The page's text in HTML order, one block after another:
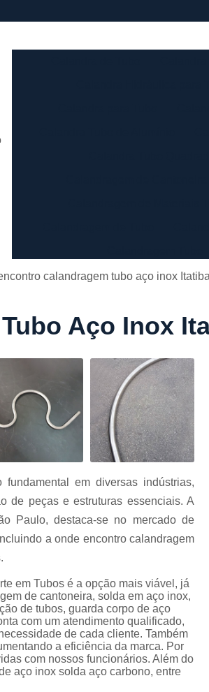
Calandragem Tubo em
Conformação com Tubo Tipo
Conformação em
Conformação para
Conformação Tubo de Metal
Corrimão Aço Tipo
Corrimão de
Corrimão de Aço Galvanizado
Corrimão em
Corrimão em Tubo de Aço
Corrimão
Corrimão de Ferro
Corrimão Escada Interna Ferro
Corrimão Ferro de Escada
Corrimão Ferro para Escada
calandragem tubo aço inox Itatiba
Aço Inox
em diversas indústrias,
de peças e estruturas essenciais. A
Paulo, destaca-se no mercado de
a onde encontro calandragem
em Tubos é a opção mais viável, já
de cantoneira, solda em aço inox,
de tubos, guarda corpo de aço
com um atendimento qualificado,
de cada cliente. Também
a eficiência da marca. Por
com nossos funcionários. Além do
aço inox solda aço carbono, entre